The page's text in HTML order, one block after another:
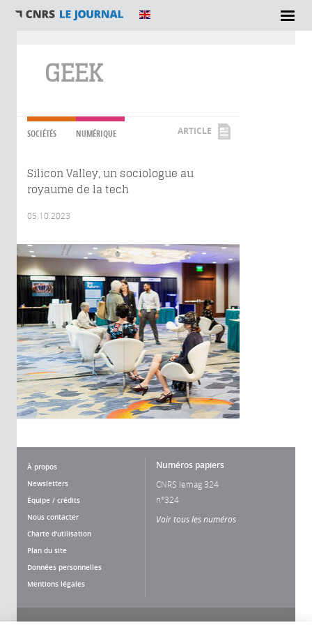
GEEK
SOCIÉTÉS NUMÉRIQUE ARTICLE
Silicon Valley, un sociologue au
royaume de la tech
05.10.2023
À propos
Newsletters
Équipe / crédits
Nous contacter
Charte d'utilisation
Plan du site
Données personnelles
Mentions légales
Numéros papiers
CNRS lemag 324
n°324
Voir tous les numéros